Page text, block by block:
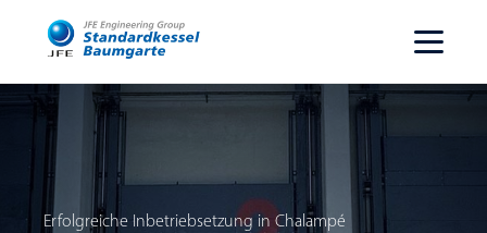
Erfolgreiche Inbetriebsetzung in Chalampé